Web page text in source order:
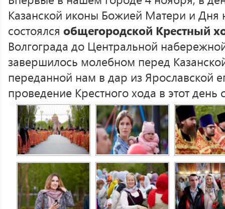
Казанской иконы Божией Матери и Дня
состоялся общегородской Крестный
Волгограда до Центральной
завершилось молебном перед
переданной нам в дар из Ярославской
проведение Крестного хода в этот день